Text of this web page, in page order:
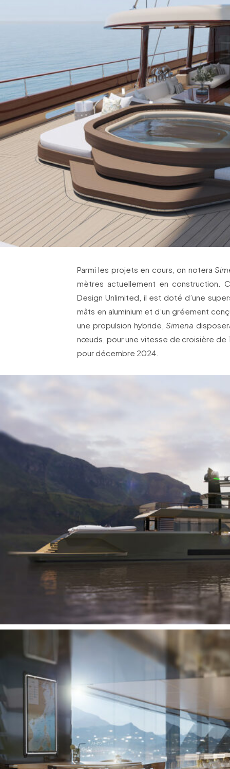
Parmi les projets en cours, on notera
mètres actuellement en construction.
Design Unlimited, il est doté d’une
mâts en aluminium et d’un gréement
une propulsion hybride,Simena
nœuds, pour une vitesse de croisière de
pour décembre 2024.